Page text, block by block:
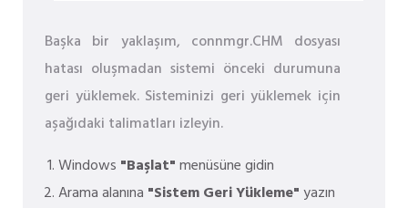
Başka bir yaklaşım, connmgr.CHM dosyası
hatası oluşmadan sistemi önceki durumuna
geri yüklemek. Sisteminizi geri yüklemek için
aşağıdaki talimatları izleyin.
Windows "Başlat"menüsüne gidin
Arama alanına "Sistem Geri Yükleme"yazın